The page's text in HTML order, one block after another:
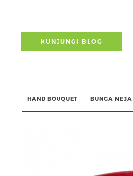
KUNJUNGI BLOG
HAND BOUQUET BUNGA MEJA